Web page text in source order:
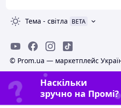
Тема - світла BETA
© Prom.ua — маркетплейс
Наскільки
зручно на Промі?